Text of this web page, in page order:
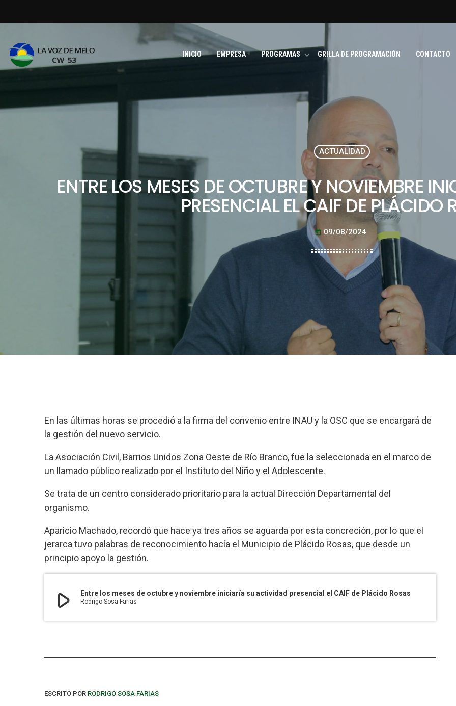
INICIO EMPRESA PROGRAMAS GRILLA DE PROGRAMACIÓN CONTACTO
ACTUALIDAD
ENTRE LOS MESES DE OCTUBRE Y NOVIEMBRE
PRESENCIAL EL CAIF DE PLÁCIDO
today 09/08/2024
En las últimas horas se procedió a la firma del convenio entre INAU y la OSC que se encargará de
la gestión del nuevo servicio.
La Asociación Civil, Barrios Unidos Zona Oeste de Río Branco, fue la seleccionada en el marco de
un llamado público realizado por el Instituto del Niño y el Adolescente.
Se trata de un centro considerado prioritario para la actual Dirección Departamental del
organismo.
Aparicio Machado, recordó que hace ya tres años se aguarda por esta concreción, por lo que el
jerarca tuvo palabras de reconocimiento hacía el Municipio de Plácido Rosas, que desde un
principio apoyo la gestión.
play_arrow Entre los meses de octubre y noviembre iniciaría su actividad presencial el CAIF de Plácido Rosas
Rodrigo Sosa Farias
ESCRITO POR RODRIGO SOSA FARIAS